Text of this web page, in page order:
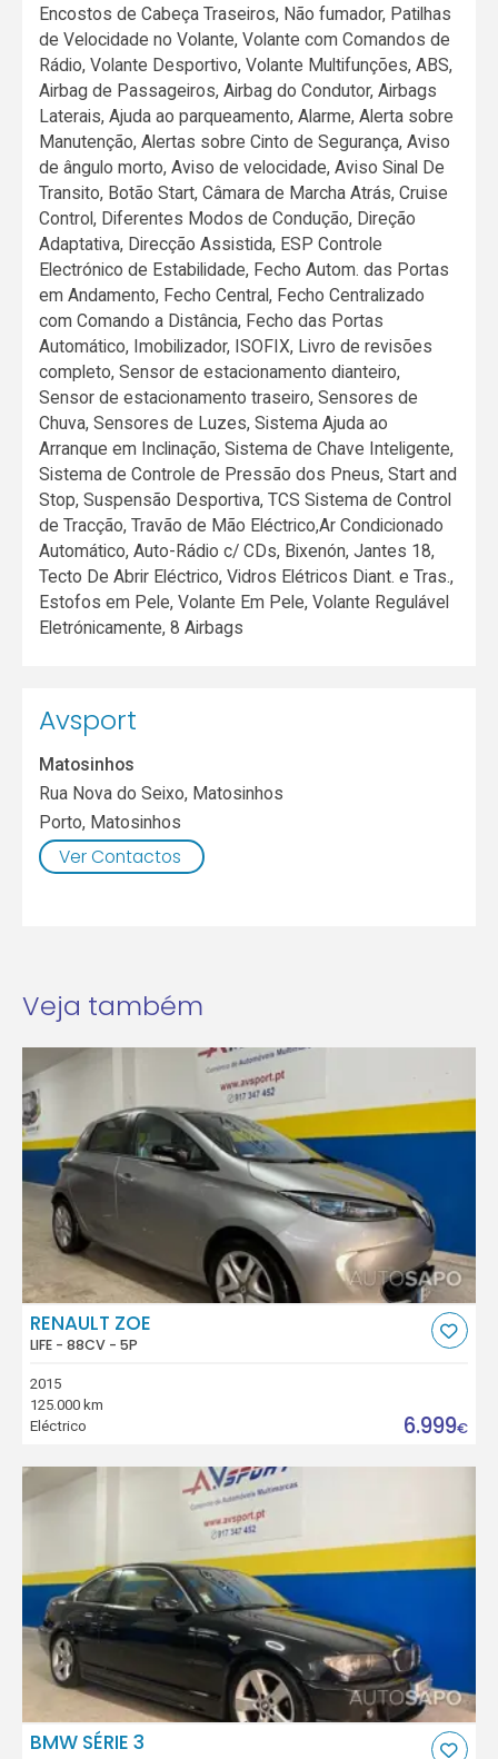
Encostos de Cabeça Traseiros, Não fumador, Patilhas
de Velocidade no Volante, Volante com Comandos de
Rádio, Volante Desportivo, Volante Multifunções, ABS,
Airbag de Passageiros, Airbag do Condutor, Airbags
Laterais, Ajuda ao parqueamento, Alarme, Alerta sobre
Manutenção, Alertas sobre Cinto de Segurança, Aviso
de ângulo morto, Aviso de velocidade, Aviso Sinal De
Transito, Botão Start, Câmara de Marcha Atrás, Cruise
Control, Diferentes Modos de Condução, Direção
Adaptativa, Direcção Assistida, ESP Controle
Electrónico de Estabilidade, Fecho Autom. das Portas
em Andamento, Fecho Central, Fecho Centralizado
com Comando a Distância, Fecho das Portas
Automático, Imobilizador, ISOFIX, Livro de revisões
completo, Sensor de estacionamento dianteiro,
Sensor de estacionamento traseiro, Sensores de
Chuva, Sensores de Luzes, Sistema Ajuda ao
Arranque em Inclinação, Sistema de Chave Inteligente,
Sistema de Controle de Pressão dos Pneus, Start and
Stop, Suspensão Desportiva, TCS Sistema de Control
de Tracção, Travão de Mão Eléctrico,Ar Condicionado
Automático, Auto-Rádio c/ CDs, Bixenón, Jantes 18,
Tecto De Abrir Eléctrico, Vidros Elétricos Diant. e Tras.,
Estofos em Pele, Volante Em Pele, Volante Regulável
Eletrónicamente, 8 Airbags
Avsport
Matosinhos
Rua Nova do Seixo, Matosinhos
Porto, Matosinhos
Ver Contactos
Veja também
RENAULT ZOE
LIFE - 88CV - 5P
2015
125.000 km
Eléctrico
6.999€
BMW SÉRIE 3